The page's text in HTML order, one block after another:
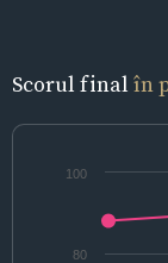
Scorul final în
80
100